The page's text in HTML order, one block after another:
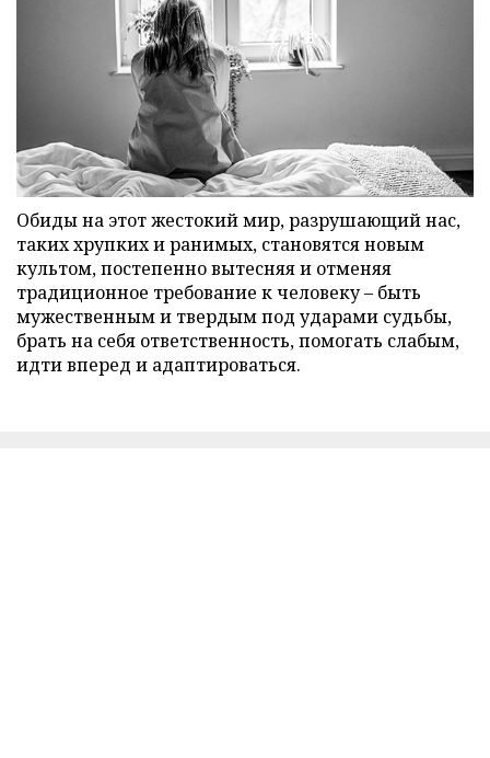
Обиды на этот жестокий мир, разрушающий нас,
таких хрупких и ранимых, становятся новым
культом, постепенно вытесняя и отменяя
традиционное требование к человеку – быть
мужественным и твердым под ударами судьбы,
брать на себя ответственность, помогать слабым,
идти вперед и адаптироваться.